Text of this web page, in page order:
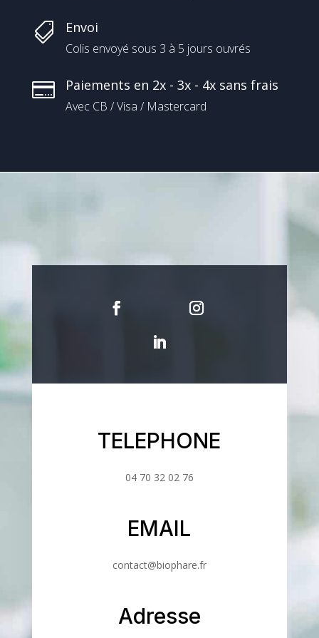
 Envoi
Colis envoyé sous 3 à 5 jours ouvrés
 Paiements en 2x - 3x - 4x sans frais
Avec CB / Visa / Mastercard
TELEPHONE
04 70 32 02 76
EMAIL
contact@biophare.fr
Adresse